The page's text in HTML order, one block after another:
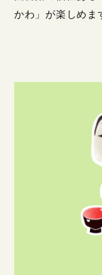
かわ」が楽しめま